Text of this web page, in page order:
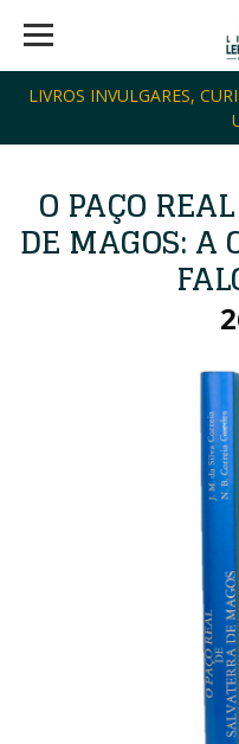
LIVROS INVULGARES,
O PAÇO
DE MAGOS: A